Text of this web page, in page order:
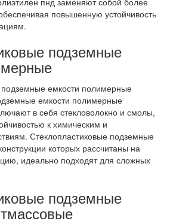
повышенную устойчивость
подземные
емкости полимерные
в себя стекловолокно и смолы,
к химическим и
Стеклопластиковые подземные
которых рассчитаны на
идеально подходят для сложных
подземные